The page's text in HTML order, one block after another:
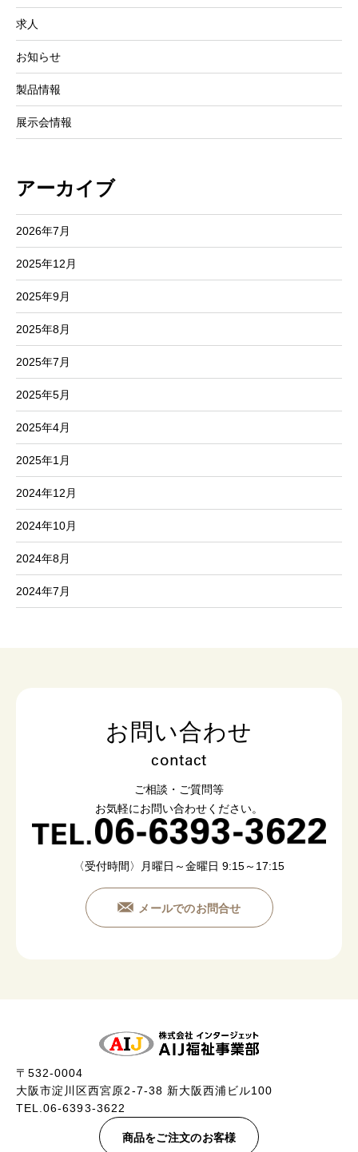
求人
お知らせ
製品情報
展示会情報
アーカイブ
2026年7月
2025年12月
2025年9月
2025年8月
2025年7月
2025年5月
2025年4月
2025年1月
2024年12月
2024年10月
2024年8月
2024年7月
お問い合わせ
contact
ご相談・ご質問等
お気軽にお問い合わせください。
〈受付時間〉月曜日～金曜日 9:15～17:15
メールでのお問合せ
〒532-0004
大阪市淀川区西宮原2-7-38 新大阪西浦ビル100
TEL.06-6393-3622
商品をご注文のお客様